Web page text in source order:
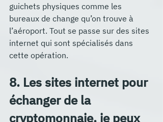
guichets physiques comme les
bureaux de change qu’on trouve à
l’aéroport. Tout se passe sur des sites
internet qui sont spécialisés dans
cette opération.
8. Les sites internet pour
échanger de la
cryptomonnaie, je peux